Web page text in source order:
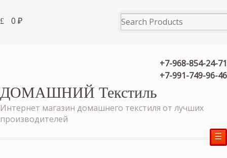
0 ₽
+7-968-854-24-71
+7-991-749-96-46
ДОМАШНИЙ Текстиль
Интернет магазин домашнего текстиля от лучших
производителей
☰